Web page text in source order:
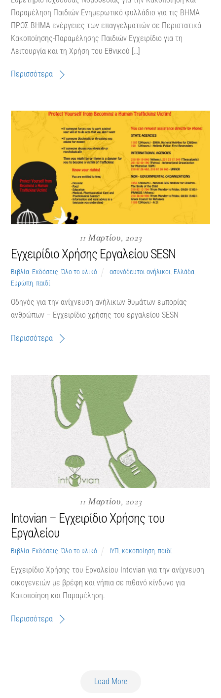
Παραμέληση Παιδιών Ενημερωτικό φυλλάδιο για τις ΒΗΜΑ
ΠΡΟΣ ΒΗΜΑ ενέργειες των επαγγελματιών σε Περιστατικά
Κακοποίησης-Παραμέλησης Παιδιών Εγχειρίδιο για τη
Λειτουργία και τη Χρήση του Εθνικού […]
Περισσότερα
11 Μαρτίου, 2023
Εγχειρίδιο Χρήσης Εργαλείου SESN
Βιβλία Εκδόσεις ,Όλο το υλικό ασυνόδευτοι ανήλικοι, Ελλάδα,
Ευρώπη ,παιδί
Οδηγός για την ανίχνευση ανήλικων θυμάτων εμπορίας
ανθρώπων – Εγχειρίδιο χρήσης του εργαλείου SESN
Περισσότερα
11 Μαρτίου, 2023
Intovian – Εγχειρίδιο Χρήσης του
Εργαλείου
Βιβλία Εκδόσεις ,Όλο το υλικό ΙΥΠ κακοποίηση παιδί
Εγχειρίδιο Χρήσης του Εργαλείου Intovian για την ανίχνευση
οικογενειών με βρέφη και νήπια σε πιθανό κίνδυνο για
Κακοποίηση και Παραμέληση.
Περισσότερα
Load More